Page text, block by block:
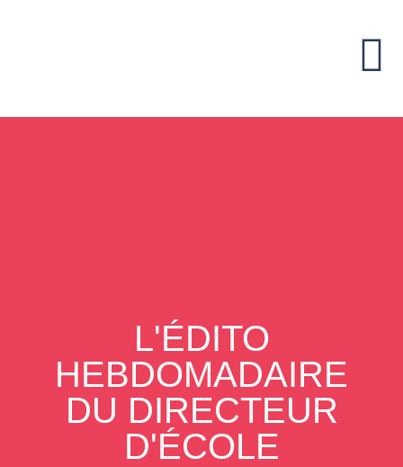
L'ÉDITO
HEBDOMADAIRE
DU DIRECTEUR
D'ÉCOLE